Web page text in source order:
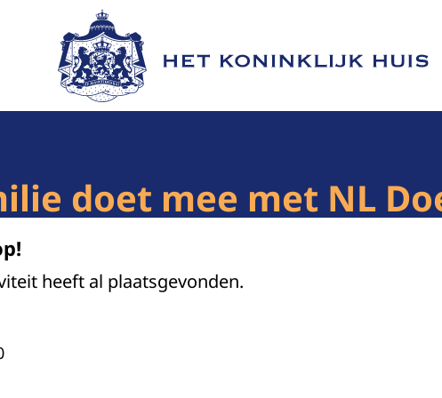
Naar de homepage van Het Koninklijk Huis
doet mee met NL
heeft al plaatsgevonden.